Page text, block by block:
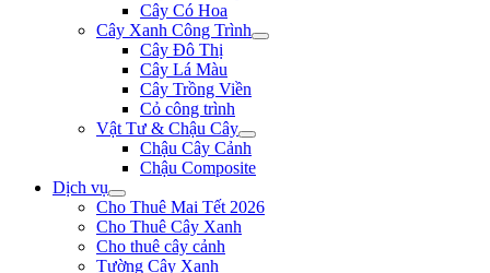
Cây Có Hoa
Cây Xanh Công Trình
Cây Đô Thị
Cây Lá Màu
Cây Trồng Viền
Cỏ công trình
Vật Tư & Chậu Cây
Chậu Cây Cảnh
Chậu Composite
Dịch vụ
Cho Thuê Mai Tết 2026
Cho Thuê Cây Xanh
Cho thuê cây cảnh
Tường Cây Xanh